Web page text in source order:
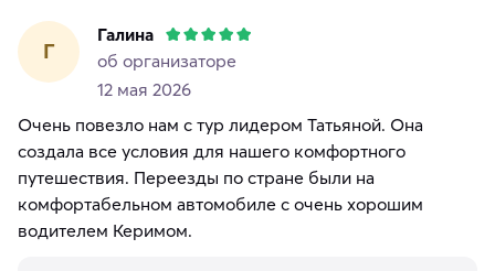
Г
Галина
об организаторе
12 мая 2026
Очень повезло нам с тур лидером Татьяной. Она
создала все условия для нашего комфортного
путешествия. Переезды по стране были на
комфортабельном автомобиле с очень хорошим
водителем Керимом.